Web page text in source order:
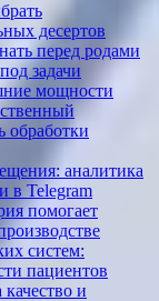
десертов
перед родами
задачи
мощности
обработки
аналитика
в Telegram
помогает
систем:
пациентов
и